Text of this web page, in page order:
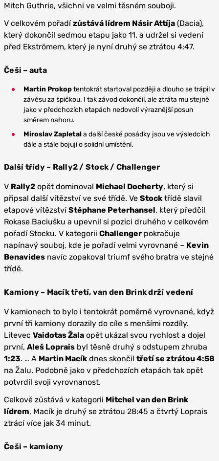
Mitch Guthrie, všichni ve velmi těsném souboji.
V celkovém pořadízůstává lídrem Násir Attíja (Dacia),
který dokončil sedmou etapu jako 11. a udržel si vedení
před Ekströmem, který je nyní druhý se ztrátou 4:47.
Češi – auta
Martin Prokoptentokrát startoval později a dlouho se trápil v
závěsu za špičkou. I tak závod dokončil, ale ztráta mu stejně
jako v předchozích etapách nedovolí výraznější posun
směrem nahoru.
Miroslav Zapletala další české posádky jsou ve výsledcích
dále a stále bojují o solidní umístění.
Další třídy – Rally2 / Stock / Challenger
V Rally2 opět dominoval Michael Docherty, který si
připsal další vítězství ve své třídě. Ve Stocktřídě slavil
etapové vítězstvíStéphane Peterhansel, který předčil
Rokase Baciušku a upevnil si pozici druhého v celkovém
pořadí Stocku. V kategorii Challenger pokračuje
napínavý souboj, kde je pořadí velmi vyrovnané – Kevin
Benavides navíc zopakoval triumf svého bratra ve stejné
třídě.
Kamiony – Macík třetí, van den Brink drží vedení
V kamionech to bylo i tentokrát poměrně vyrovnané, když
první tři kamiony dorazily do cíle s menšími rozdíly.
Litevec Vaidotas Žala opět ukázal svou rychlost a dojel
první, Aleš Loprais byl těsně druhý s odstupem zhruba
1:23. … A Martin Macíkdnes skončil třetí se ztrátou 4:58
na Žalu. Podobně jako v předchozích etapách tak opět
potvrdil svoji vyrovnanost.
Celkově zůstává v kategorii Mitchel van den Brink
lídrem, Macík je druhý se ztrátou 28:45 a čtvrtý Loprais
ztrácí více jak 34 minut.
Češi – kamiony